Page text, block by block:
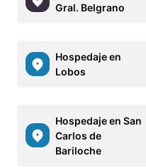
Gral. Belgrano
Hospedaje en
Lobos
Hospedaje en San
Carlos de
Bariloche